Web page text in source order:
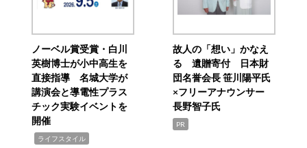
ノーベル賞受賞・白川
英樹博士が小中高生を
直接指導 名城大学が
講演会と導電性プラス
チック実験イベントを
開催
ライフスタイル
故人の「想い」かなえ
る 遺贈寄付 日本財
団名誉会長 笹川陽平氏
×フリーアナウンサー
長野智子氏
PR